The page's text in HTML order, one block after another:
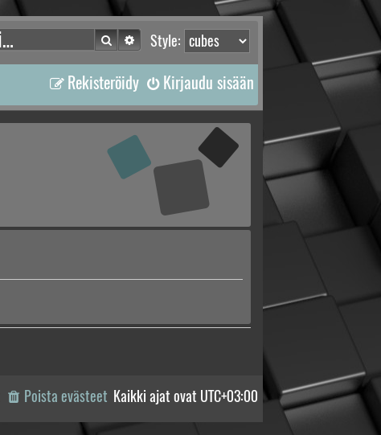
Style:
Etsi Tarkennettu haku
Kirjaudu sisään
Rekisteröidy
Kaikki ajat ovat UTC+03:00
Poista evästeet